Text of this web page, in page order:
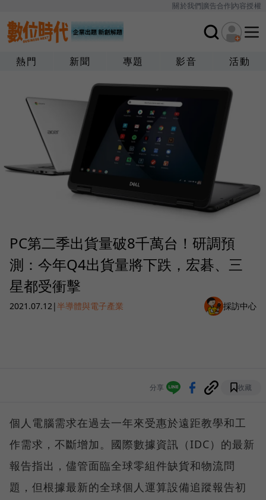
關於我們廣告合作內容授權
熱門 新聞 專題 影音 活動
PC第二季出貨量破8千萬台！研調預
測：今年Q4出貨量將下跌，宏碁、三
星都受衝擊
2021.07.12|半導體與電子產業 採訪中心
分享 收藏
個人電腦需求在過去一年來受惠於遠距教學和工
作需求，不斷增加。國際數據資訊（IDC）的最新
報告指出，儘管面臨全球零組件缺貨和物流問
題，但根據最新的全球個人運算設備追蹤報告初